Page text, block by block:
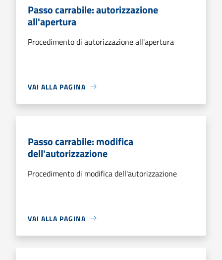
Passo carrabile: autorizzazione
all'apertura
Procedimento di autorizzazione all'apertura
VAI ALLA PAGINA
Passo carrabile: modifica
dell'autorizzazione
Procedimento di modifica dell'autorizzazione
VAI ALLA PAGINA